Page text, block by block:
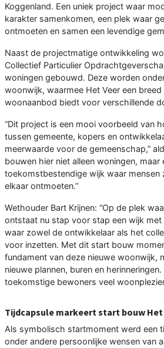
Koggenland. Een uniek project waar
karakter samenkomen, een plek waar
ontmoeten en samen een levendige
Naast de projectmatige ontwikkeling
Collectief Particulier
woningen gebouwd. Deze worden
woonwijk, waarmee Het Veer een breed
woonaanbod biedt voor verschillende
“Dit project is een mooi voorbeeld van
tussen gemeente, kopers en
meerwaarde voor de gemeenschap,”
bouwen hier niet alleen woningen, maar
toekomstbestendige wijk waar mensen
elkaar ontmoeten.’’
Wethouder Bart Krijnen: “Op de plek
ontstaat nu stap voor stap een wijk
waar zowel de ontwikkelaar als het
voor inzetten. Met dit start bouw
fundament van deze nieuwe woonwijk,
nieuwe plannen, buren en
toekomstige bewoners veel
Tijdcapsule markeert start bouw Het
Als symbolisch startmoment werd een
onder andere persoonlijke wensen van